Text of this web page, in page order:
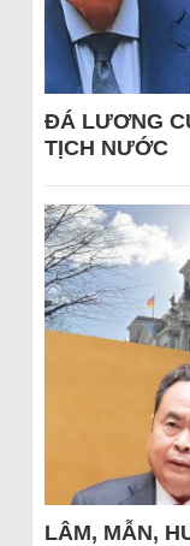
ĐÁ LƯƠNG
TỊCH NƯỚC
LÂM, MẪN,